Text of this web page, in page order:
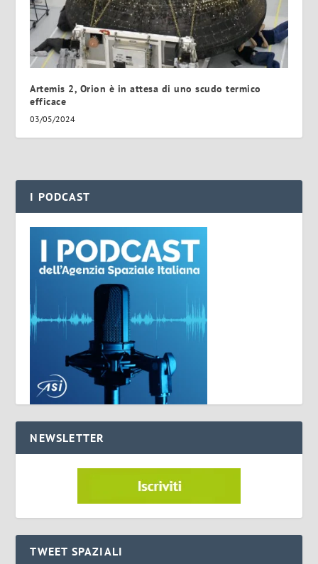
Artemis 2, Orion è in attesa di uno scudo termico
efficace
03/05/2024
I PODCAST
NEWSLETTER
TWEET SPAZIALI